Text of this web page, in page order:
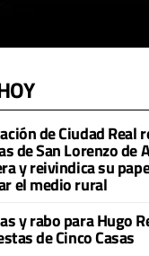
de Ciudad Real
de San Lorenzo de
y reivindica su
el medio rural
y rabo para Hugo
de Cinco Casas